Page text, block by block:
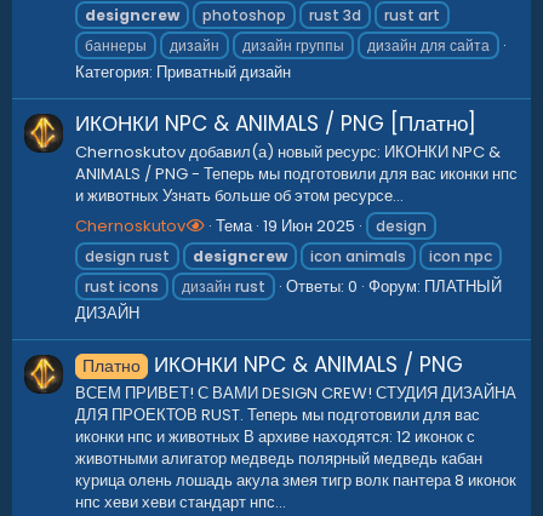
designcrew
photoshop rust 3d
rust art
баннеры
дизайн дизайн группы дизайн для сайта
Категория: Приватный дизайн
ИКОНКИ NPC & ANIMALS / PNG [Платно]
Chernoskutov добавил(а) новый ресурс: ИКОНКИ NPC &
ANIMALS / PNG - Теперь мы подготовили для вас иконки нпс
и животных Узнать больше об этом ресурсе...
Chernoskutov
Тема 19 Июн 2025
design
design rust
designcrew icon animals
icon npc
rust icons
дизайн rust Ответы: 0 Форум: ПЛАТНЫЙ
ДИЗАЙН
Платно ИКОНКИ NPC & ANIMALS / PNG
ВСЕМ ПРИВЕТ! С ВАМИ DESIGN CREW! СТУДИЯ ДИЗАЙНА
ДЛЯ ПРОЕКТОВ RUST. Теперь мы подготовили для вас
иконки нпс и животных В архиве находятся: 12 иконок с
животными алигатор медведь полярный медведь кабан
курица олень лошадь акула змея тигр волк пантера 8 иконок
нпс хеви хеви стандарт нпс...